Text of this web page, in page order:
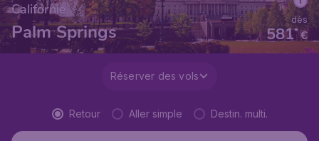
Californie
Palm Springs €
581*
dès
Réserver des vols
Retour Aller simple Destin. multi.